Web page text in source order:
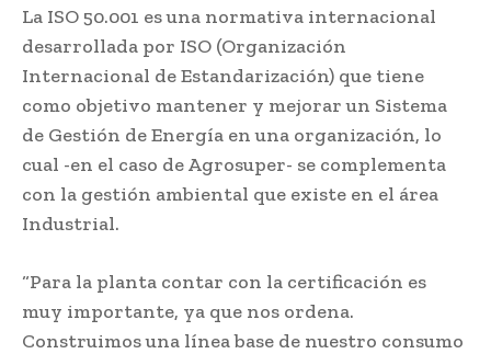
La ISO 50.001 es una normativa internacional
desarrollada por ISO (Organización
Internacional de Estandarización) que tiene
como objetivo mantener y mejorar un Sistema
de Gestión de Energía en una organización, lo
cual -en el caso de Agrosuper- se complementa
con la gestión ambiental que existe en el área
Industrial.
“Para la planta contar con la certificación es
muy importante, ya que nos ordena.
Construimos una línea base de nuestro consumo